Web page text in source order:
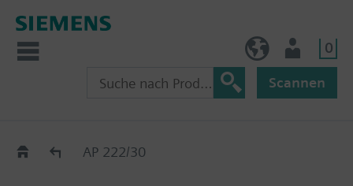
0
Scannen
Old2NewAP 222/30